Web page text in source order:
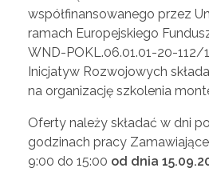
o
g
r
a
współfinansowanego przez
ramach Europejskiego
WND-POKL.06.01.01-20-112/
Inicjatyw Rozwojowych
na organizację szkolenia
Oferty należy składać w dni
godzinach pracy
9:00 do 15:00 od dnia